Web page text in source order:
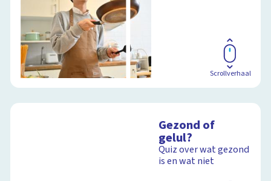
Scrollverhaal
Gezond of
gelul?
Quiz over wat gezond
is en wat niet